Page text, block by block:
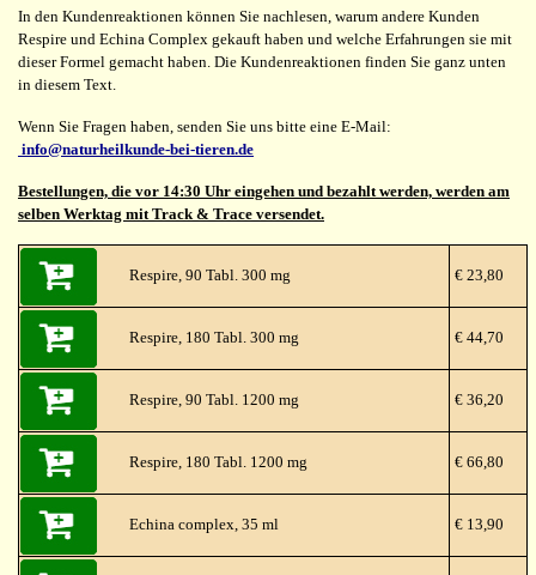
In den Kundenreaktionen können Sie nachlesen, warum andere Kunden
Respire und Echina Complex gekauft haben und welche Erfahrungen sie mit
dieser Formel gemacht haben. Die Kundenreaktionen finden Sie ganz unten
in diesem Text.
Wenn Sie Fragen haben, senden Sie uns bitte eine E-Mail:
info@naturheilkunde-bei-tieren.de
Bestellungen, die vor 14:30 Uhr eingehen und bezahlt werden, werden am
selben Werktag mit Track & Trace versendet.
Respire, 90 Tabl. 300 mg € 23,80
Respire, 180 Tabl. 300 mg € 44,70
Respire, 90 Tabl. 1200 mg € 36,20
Respire, 180 Tabl. 1200 mg € 66,80
Echina complex, 35 ml € 13,90